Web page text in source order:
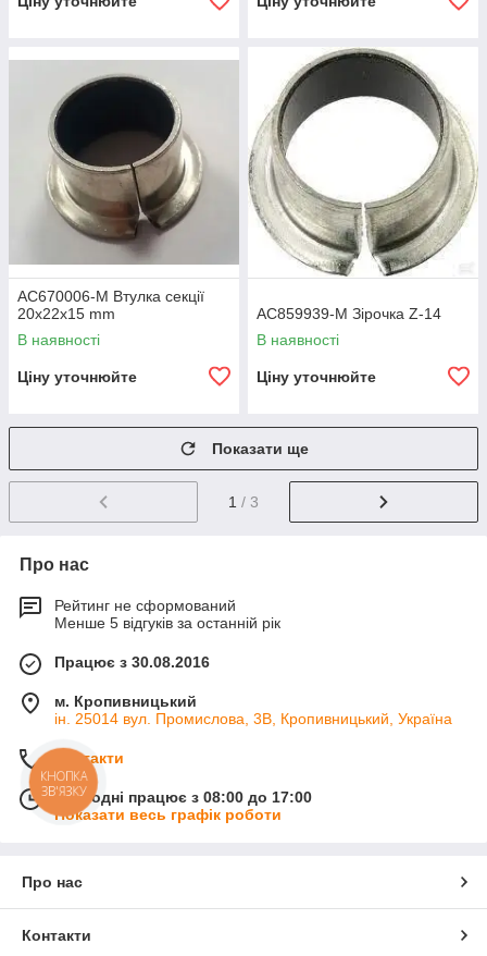
AC670006-M Втулка секції
20х22х15 mm
В наявності
Ціну уточнюйте
AC859939-M Зірочка Z-14
В наявності
Ціну уточнюйте
Показати ще
1 / 3
Про нас
Рейтинг не сформований
Менше 5 відгуків за останній рік
Працює з 30.08.2016
м. Кропивницький
ін. 25014 вул. Промислова, 3В, Кропивницький, Україна
Контакти
Сьогодні працює з 08:00 до 17:00
Показати весь графік роботи
Про нас
Контакти
КНОПКА
ЗВ'ЯЗКУ